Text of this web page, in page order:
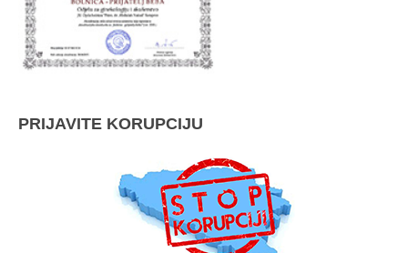
PRIJAVITE KORUPCIJU